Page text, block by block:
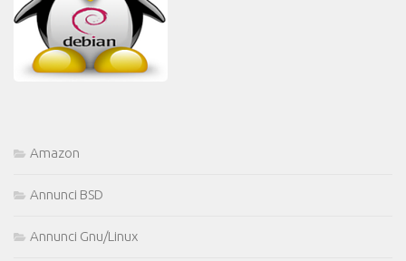
Amazon
Annunci BSD
Annunci Gnu/Linux